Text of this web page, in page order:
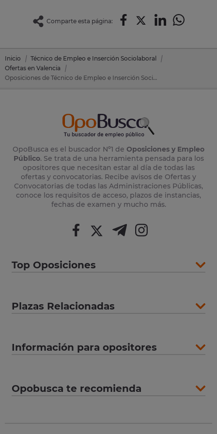
Comparte esta página:
Inicio
Técnico de Empleo e Inserción Sociolaboral
Ofertas en Valencia
Oposiciones de Técnico de Empleo e Inserción Sociolaboral en Alginet (Valencia)
OpoBusca es el buscador Nº1 de Oposiciones y Empleo
Público. Se trata de una herramienta pensada para los
opositores que necesitan estar al día de todas las
ofertas y convocatorias. Recibe avisos de Ofertas y
Convocatorias de todas las Administraciones Públicas,
conoce los requisitos de acceso, plazos de instancias,
fechas de examen y mucho más.
Top Oposiciones
Plazas Relacionadas
Información para opositores
Opobusca te recomienda